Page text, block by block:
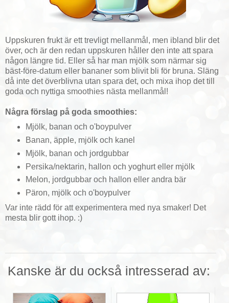
Uppskuren frukt är ett trevligt mellanmål, men ibland blir det
över, och är den redan uppskuren håller den inte att spara
någon längre tid. Eller så har man mjölk som närmar sig
bäst-före-datum eller bananer som blivit bli för bruna. Släng
då inte det överblivna utan spara det, och mixa ihop det till
goda och nyttiga smoothies nästa mellanmål!
Några förslag på goda smoothies:
Mjölk, banan och o'boypulver
Banan, äpple, mjölk och kanel
Mjölk, banan och jordgubbar
Persika/nektarin, hallon och yoghurt eller mjölk
Melon, jordgubbar och hallon eller andra bär
Päron, mjölk och o'boypulver
Var inte rädd för att experimentera med nya smaker! Det
mesta blir gott ihop. :)
Kanske är du också intresserad av: